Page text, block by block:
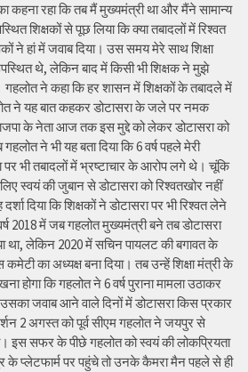
कहना रहा कि तब मैं मुख्यमंत्री था और मैंने सामान्य
शिक्षकों से पूछ लिया कि क्या तबादलों में रिश्वत
ने हां में जवाब दिया। उस समय मेरे साथ शिक्षा
थे, लेकिन बाद में किसी भी शिक्षक ने मुझे
गहलोत ने कहा कि हर शासन में शिक्षकों के तबादले में
ने यह बात कहकर डोटासरा के जले पर नमक
के नेता आज तक इस मुद्दे को लेकर डोटासरा को
ने भी यह बता दिया कि 6 वर्ष पहले मेरी
पर भी तबादलों में भ्रष्टाचार के आरोप लगे थे। चूंकि
स्वयं की जुबान से डोटासरा को रिश्वतखोर नहीं
दिया कि शिक्षकों ने डोटासरा पर भी रिश्वत लेने
2018 में जब गहलोत मुख्यमंत्री बने तब डोटासरा
था, लेकिन 2020 में सचिन पायलट की बगावत के
का अध्यक्ष बना दिया। तब उन्हें शिक्षा मंत्री के
होगा कि गहलोत ने 6 वर्ष पुराना मामला उठाकर
उसका जवाब आने वाले दिनों में डोटासरा किस प्रकार
2 अगस्त को पूर्व सीएम गहलोत ने जयपुर से
इस सफर के पीछे गहलोत को स्वयं की लोकप्रियता
के प्लेटफार्म पर पहुंचे तो उनके कैमरा मैन पहले से ही